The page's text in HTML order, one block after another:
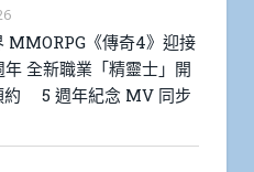
MMORPG《傳奇4》迎接
年 全新職業「精靈士」開
約 5 週年紀念 MV 同步